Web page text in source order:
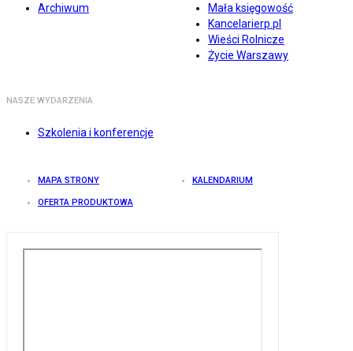
Archiwum
Mała księgowość
Kancelarierp.pl
Wieści Rolnicze
Życie Warszawy
NASZE WYDARZENIA
Szkolenia i konferencje
MAPA STRONY KALENDARIUM
OFERTA PRODUKTOWA